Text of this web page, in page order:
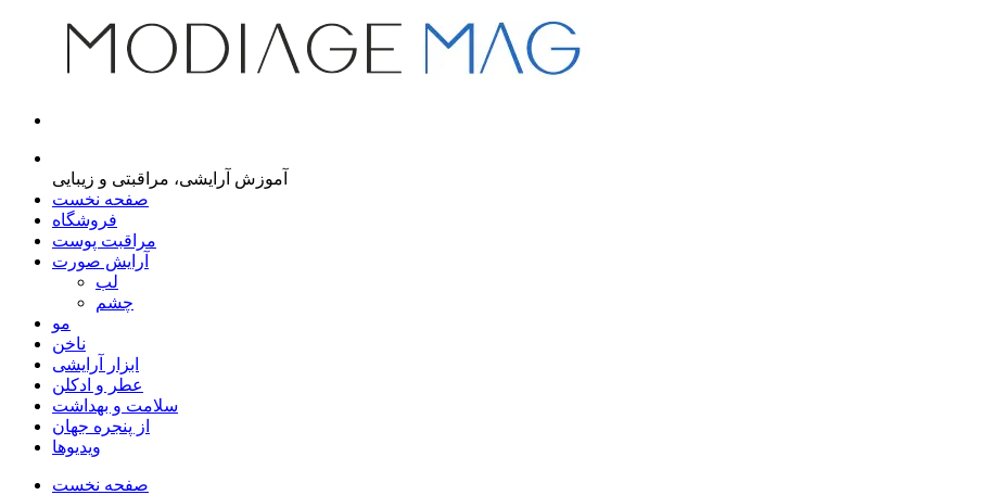
آموزش آرایشی، مراقبتی و زیبایی
صفحه نخست
فروشگاه
مراقبت پوست
آرایش صورت
لب
چشم
مو
ناخن
ابزار آرایشی
عطر و ادکلن
سلامت و بهداشت
از پنجره جهان
ویدیوها
صفحه نخست